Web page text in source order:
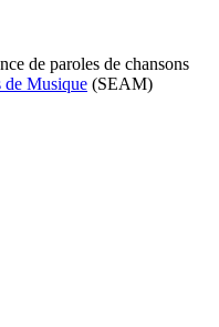
de paroles de chansons
de Musique (SEAM)